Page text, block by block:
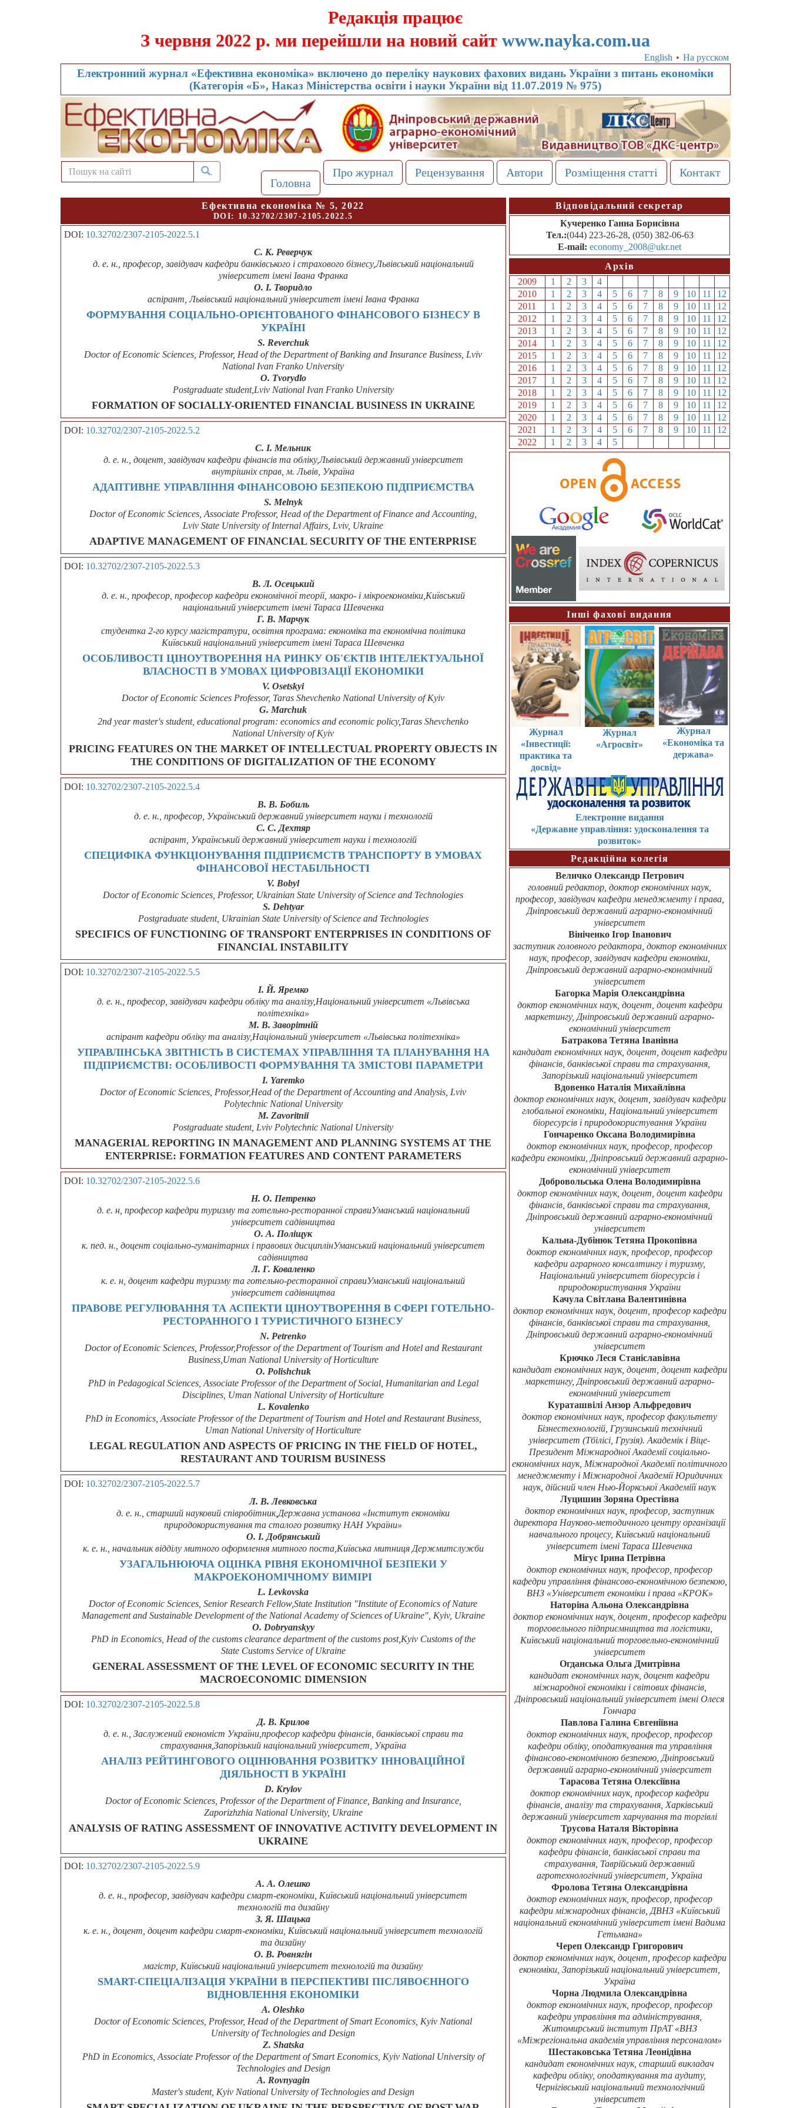
Редакція працює
З червня 2022 р. ми перейшли на новий сайт www.nayka.com.ua
English • На русском
Електронний журнал «Ефективна економіка» включено до переліку наукових фахових видань України з питань економіки
(Категорія «Б», Наказ Міністерства освіти і науки України від 11.07.2019 № 975)
.
Головна
Про журнал Рецензування Автори Розміщення статті Контакт
Ефективна економіка № 5, 2022
DOI: 10.32702/2307-2105.2022.5
DOI: 10.32702/2307-2105-2022.5.1
С. К. Реверчук
д. е. н., професор, завідувач кафедри банківського і страхового бізнесу,Львівський національний
університет імені Івана Франка
О. І. Творидло
аспірант, Львівський національний університет імені Івана Франка
ФОРМУВАННЯ СОЦІАЛЬНО-ОРІЄНТОВАНОГО ФІНАНСОВОГО БІЗНЕСУ В
УКРАЇНІ
S. Reverchuk
Doctor of Economic Sciences, Professor, Head of the Department of Banking and Insurance Business, Lviv
National Ivan Franko University
O. Tvorydlo
Postgraduate student,Lviv National Ivan Franko University
FORMATION OF SOCIALLY-ORIENTED FINANCIAL BUSINESS IN UKRAINE
DOI: 10.32702/2307-2105-2022.5.2
С. І. Мельник
д. е. н., доцент, завідувач кафедри фінансів та обліку,Львівський державний університет
внутрішніх справ, м. Львів, Україна
АДАПТИВНЕ УПРАВЛІННЯ ФІНАНСОВОЮ БЕЗПЕКОЮ ПІДПРИЄМСТВА
S. Melnyk
Doctor of Economic Sciences, Associate Professor, Head of the Department of Finance and Accounting,
Lviv State University of Internal Affairs, Lviv, Ukraine
ADAPTIVE MANAGEMENT OF FINANCIAL SECURITY OF THE ENTERPRISE
DOI: 10.32702/2307-2105-2022.5.3
В. Л. Осецький
д. е. н., професор, професор кафедри економічної теорії, макро- і мікроекономіки,Київський
національний університет імені Тараса Шевченка
Г. В. Марчук
студентка 2-го курсу магістратури, освітня програма: економіка та економічна політика
Київський національний університет імені Тараса Шевченка
ОСОБЛИВОСТІ ЦІНОУТВОРЕННЯ НА РИНКУ ОБ'ЄКТІВ ІНТЕЛЕКТУАЛЬНОЇ
ВЛАСНОСТІ В УМОВАХ ЦИФРОВІЗАЦІЇ ЕКОНОМІКИ
V. Osetskyi
Doctor of Economic Sciences Professor, Taras Shevchenko National University of Kyiv
G. Marchuk
2nd year master's student, educational program: economics and economic policy,Taras Shevchenko
National University of Kyiv
PRICING FEATURES ON THE MARKET OF INTELLECTUAL PROPERTY OBJECTS IN
THE CONDITIONS OF DIGITALIZATION OF THE ECONOMY
DOI: 10.32702/2307-2105-2022.5.4
В. В. Бобиль
д. е. н., професор, Український державний університет науки і технологій
С. С. Дехтяр
аспірант, Український державний університет науки і технологій
СПЕЦИФІКА ФУНКЦІОНУВАННЯ ПІДПРИЄМСТВ ТРАНСПОРТУ В УМОВАХ
ФІНАНСОВОЇ НЕСТАБІЛЬНОСТІ
V. Bobyl
Doctor of Economic Sciences, Professor, Ukrainian State University of Science and Technologies
S. Dehtyar
Postgraduate student, Ukrainian State University of Science and Technologies
SPECIFICS OF FUNCTIONING OF TRANSPORT ENTERPRISES IN CONDITIONS OF
FINANCIAL INSTABILITY
DOI: 10.32702/2307-2105-2022.5.5
І. Й. Яремко
д. е. н., професор, завідувач кафедри обліку та аналізу,Національний університет «Львівська
політехніка»
М. В. Заворітній
аспірант кафедри обліку та аналізу,Національний університет «Львівська політехніка»
УПРАВЛІНСЬКА ЗВІТНІСТЬ В СИСТЕМАХ УПРАВЛІННЯ ТА ПЛАНУВАННЯ НА
ПІДПРИЄМСТВІ: ОСОБЛИВОСТІ ФОРМУВАННЯ ТА ЗМІСТОВІ ПАРАМЕТРИ
I. Yaremko
Doctor of Economic Sciences, Professor,Head of the Department of Accounting and Analysis, Lviv
Polytechnic National University
M. Zavoritnii
Postgraduate student, Lviv Polytechnic National University
MANAGERIAL REPORTING IN MANAGEMENT AND PLANNING SYSTEMS AT THE
ENTERPRISE: FORMATION FEATURES AND CONTENT PARAMETERS
DOI: 10.32702/2307-2105-2022.5.6
Н. О. Петренко
д. е. н, професор кафедри туризму та готельно-ресторанної справиУманський національний
університет садівництва
О. А. Поліщук
к. пед. н., доцент соціально-гуманітарних і правових дисциплінУманський національний університет
садівництва
Л. Г. Коваленко
к. е. н, доцент кафедри туризму та готельно-ресторанної справиУманський національний
університет садівництва
ПРАВОВЕ РЕГУЛЮВАННЯ ТА АСПЕКТИ ЦІНОУТВОРЕННЯ В СФЕРІ ГОТЕЛЬНО-
РЕСТОРАННОГО І ТУРИСТИЧНОГО БІЗНЕСУ
N. Petrenko
Doctor of Economic Sciences, Professor,Professor of the Department of Tourism and Hotel and Restaurant
Business,Uman National University of Horticulture
O. Polishchuk
PhD in Pedagogical Sciences, Associate Professor of the Department of Social, Humanitarian and Legal
Disciplines, Uman National University of Horticulture
L. Kovalenko
PhD in Economics, Associate Professor of the Department of Tourism and Hotel and Restaurant Business,
Uman National University of Horticulture
LEGAL REGULATION AND ASPECTS OF PRICING IN THE FIELD OF HOTEL,
RESTAURANT AND TOURISM BUSINESS
DOI: 10.32702/2307-2105-2022.5.7
Л. В. Левковська
д. е. н., старший науковий співробітник,Державна установа «Інститут економіки
природокористування та сталого розвитку НАН України»
О. І. Добрянський
к. е. н., начальник відділу митного оформлення митного поста,Київська митниця Держмитслужби
УЗАГАЛЬНЮЮЧА ОЦІНКА РІВНЯ ЕКОНОМІЧНОЇ БЕЗПЕКИ У
МАКРОЕКОНОМІЧНОМУ ВИМІРІ
L. Levkovska
Doctor of Economic Sciences, Senior Research Fellow,State Institution "Institute of Economics of Nature
Management and Sustainable Development of the National Academy of Sciences of Ukraine", Kyiv, Ukraine
O. Dobryanskyy
PhD in Economics, Head of the customs clearance department of the customs post,Kyiv Customs of the
State Customs Service of Ukraine
GENERAL ASSESSMENT OF THE LEVEL OF ECONOMIC SECURITY IN THE
MACROECONOMIC DIMENSION
DOI: 10.32702/2307-2105-2022.5.8
Д. В. Крилов
д. е. н., Заслужений економіст України,професор кафедри фінансів, банківської справи та
страхування,Запорізький національний університет, Україна
АНАЛІЗ РЕЙТИНГОВОГО ОЦІНЮВАННЯ РОЗВИТКУ ІННОВАЦІЙНОЇ
ДІЯЛЬНОСТІ В УКРАЇНІ
D. Krylov
Doctor of Economic Sciences, Professor of the Department of Finance, Banking and Insurance,
Zaporizhzhia National University, Ukraine
ANALYSIS OF RATING ASSESSMENT OF INNOVATIVE ACTIVITY DEVELOPMENT IN
UKRAINE
DOI: 10.32702/2307-2105-2022.5.9
А. А. Олешко
д. е. н., професор, завідувач кафедри смарт-економіки, Київський національний університет
технологій та дизайну
З. Я. Шацька
к. е. н., доцент, доцент кафедри смарт-економіки, Київський національний університет технологій
та дизайну
О. В. Ровнягін
магістр, Київський національний університет технологій та дизайну
SMART-СПЕЦІАЛІЗАЦІЯ УКРАЇНИ В ПЕРСПЕКТИВІ ПІСЛЯВОЄННОГО
ВІДНОВЛЕННЯ ЕКОНОМІКИ
А. Oleshko
Doctor of Economic Sciences, Professor, Head of the Department of Smart Economics, Kyiv National
University of Technologies and Design
Z. Shatska
PhD in Economics, Associate Professor of the Department of Smart Economics, Kyiv National University of
Technologies and Design
A. Rovnyagin
Master's student, Kyiv National University of Technologies and Design
Відповідальний секретар
Кучеренко Ганна Борисівна
Тел.:(044) 223-26-28, (050) 382-06-63
E-mail:economy_2008@ukr.net
Архів
2009
1 2 3 4
2010
1 2 3 4 5 6 7 8 9 10 11
12
2011
1 2 3 4 5 6 7 8 9 10 11
12
2012
1 2 3 4 5 6 7 8 9 10 11
12
2013
1 2 3 4 5 6 7 8 9 10 11
12
2014
1 2 3 4 5 6 7 8 9 10 11
12
2015
1 2 3 4 5 6 7 8 9 10 11
12
2016
1 2 3 4 5 6 7 8 9 10 11
12
2017
1 2 3 4 5 6 7 8 9 10 11
12
2018
1 2 3 4 5 6 7 8 9 10 11
12
2019
1 2 3 4 5 6 7 8 9 10 11
12
2020
1 2 3 4 5 6 7 8 9 10 11
12
2021
1 2 3 4 5 6 7 8 9 10 11
12
2022
1 2 3 4 5
Інші фахові видання
Журнал
«Інвестиції:
практика та
досвід»
Журнал
«Агросвіт»
Журнал
«Економіка та
держава»
Електронне видання
«Державне управління: удосконалення та
розвиток»
Редакційна колегія
Величко Олександр Петрович
головний редактор, доктор економічних наук,
професор, завідувач кафедри менеджменту і права,
Дніпровський державний аграрно-економічний
університет
Вініченко Ігор Іванович
заступник головного редактора, доктор економічних
наук, професор, завідувач кафедри економіки,
Дніпровський державний аграрно-економічний
університет
Багорка Марія Олександрівна
доктор економічних наук, доцент, доцент кафедри
маркетингу, Дніпровський державний аграрно-
економічний університет
Батракова Тетяна Іванівна
кандидат економічних наук, доцент, доцент кафедри
фінансів, банківської справи та страхування,
Запорізький національний університет
Вдовенко Наталія Михайлівна
доктор економічних наук, доцент, завідувач кафедри
глобальної економіки, Національний університет
біоресурсів і природокористування України
Гончаренко Оксана Володимирівна
доктор економічних наук, професор, професор
кафедри економіки, Дніпровський державний аграрно-
економічний університет
Добровольська Олена Володимирівна
доктор економічних наук, доцент, доцент кафедри
фінансів, банківської справи та страхування,
Дніпровський державний аграрно-економічний
університет
Кальна-Дубінюк Тетяна Прокопівна
доктор економічних наук, професор, професор
кафедри аграрного консалтингу і туризму,
Національний університет біоресурсів і
природокористування України
Качула Світлана Валентинівна
доктор економічних наук, доцент, професор кафедри
фінансів, банківської справи та страхування,
Дніпровський державний аграрно-економічний
університет
Крючко Леся Станіславівна
кандидат економічних наук, доцент, доцент кафедри
маркетингу, Дніпровський державний аграрно-
економічний університет
Кураташвілі Анзор Альфредович
доктор економічних наук, професор факультету
Бізнестехнологій, Грузинський технічний
університет (Тбілісі, Грузія). Академік і Віце-
Президент Міжнародної Академії соціально-
економічних наук, Міжнародної Академії політичного
менеджменту і Міжнародної Академії Юридичних
наук, дійсний член Нью-Йоркської Академіїї наук
Луцишин Зоряна Орестівна
доктор економічних наук, професор, заступник
директора Науково-методичного центру організації
навчального процесу, Київський національний
університет імені Тараса Шевченка
Мігус Ірина Петрівна
доктор економічних наук, професор, професор
кафедри управління фінансово-економічною безпекою,
ВНЗ «Університет економіки і права «КРОК»
Наторіна Альона Олександрівна
доктор економічних наук, доцент, професор кафедри
торговельного підприємництва та логістики,
Київський національний торговельно-економічний
університет
Огданська Ольга Дмитрівна
кандидат економічних наук, доцент кафедри
міжнародної економіки і світових фінансів,
Дніпровський національний університет імені Олеся
Гончара
Павлова Галина Євгеніївна
доктор економічних наук, професор, професор
кафедри обліку, оподаткування та управління
фінансово-економічною безпекою, Дніпровський
державний аграрно-економічний університет
Тарасова Тетяна Олексіївна
доктор економічних наук, професор кафедри
фінансів, аналізу та страхування, Харківський
державний університет харчування та торгівлі
Трусова Наталя Вікторівна
доктор економічних наук, професор, професор
кафедри фінансів, банківської справи та
страхування, Таврійський державний
агротехнологічний університет, Україна
Фролова Тетяна Олександрівна
доктор економічних наук, професор, професор
кафедри міжнародних фінансів, ДВНЗ «Київський
національний економічний університет імені Вадима
Гетьмана»
Череп Олександр Григорович
доктор економічних наук, доцент, професор кафедри
економіки, Запорізький національний університет,
Україна
Чорна Людмила Олександрівна
доктор економічних наук, професор, професор
кафедри управління та адміністрування,
Житомирський інститут ПрАТ «ВНЗ
«Міжрегіональна академія управління персоналом»
Шестаковська Тетяна Леонідівна
кандидат економічних наук, старший викладач
кафедри обліку, оподаткування та аудиту,
Чернігівський національний технологічний
університет